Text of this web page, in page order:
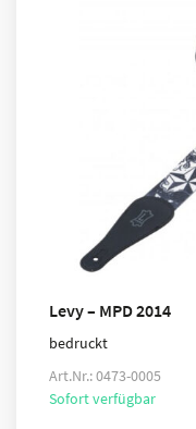
Levy – MPD 2014
bedruckt
Art.Nr.: 0473-0005
Sofort verfügbar